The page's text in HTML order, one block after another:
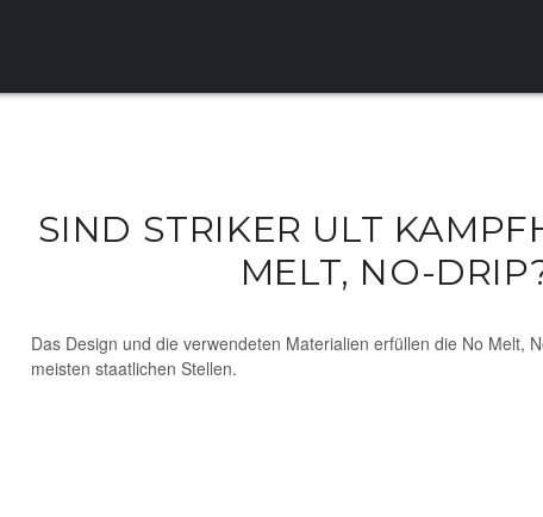
SIND STRIKER ULT
MELT, NO-
Das Design und die verwendeten Materialien erfüllen die No Melt,
meisten staatlichen Stellen.